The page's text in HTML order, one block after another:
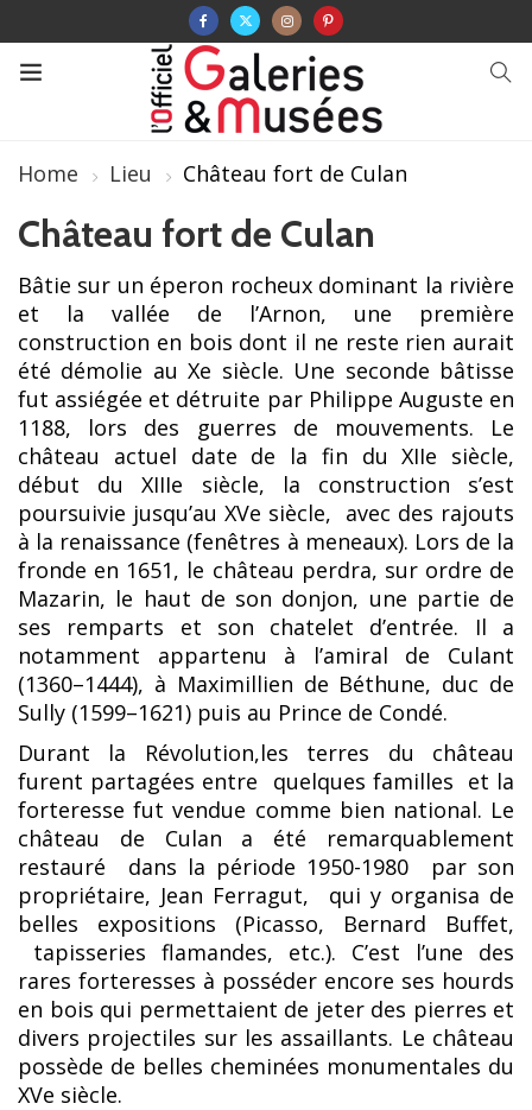
Home Lieu Château fort de Culan
Château fort de Culan
Bâtie sur un éperon rocheux dominant la rivière
et la vallée de l’Arnon, une première
construction en bois dont il ne reste rien aurait
été démolie au Xe siècle. Une seconde bâtisse
fut assiégée et détruite par Philippe Auguste en
1188, lors des guerres de mouvements. Le
château actuel date de la fin du XIIe siècle,
début du XIIIe siècle, la construction s’est
poursuivie jusqu’au XVe siècle, avec des rajouts
à la renaissance (fenêtres à meneaux). Lors de la
fronde en 1651, le château perdra, sur ordre de
Mazarin, le haut de son donjon, une partie de
ses remparts et son chatelet d’entrée. Il a
notamment appartenu à l’amiral de Culant
(1360–1444), à Maximillien de Béthune, duc de
Sully (1599–1621) puis au Prince de Condé.
Durant la Révolution,les terres du château
furent partagées entre quelques familles et la
forteresse fut vendue comme bien national. Le
château de Culan a été remarquablement
restauré dans la période 1950-1980 par son
propriétaire, Jean Ferragut, qui y organisa de
belles expositions (Picasso, Bernard Buffet,
tapisseries flamandes, etc.). C’est l’une des
rares forteresses à posséder encore ses hourds
en bois qui permettaient de jeter des pierres et
divers projectiles sur les assaillants. Le château
possède de belles cheminées monumentales du
XVe siècle.